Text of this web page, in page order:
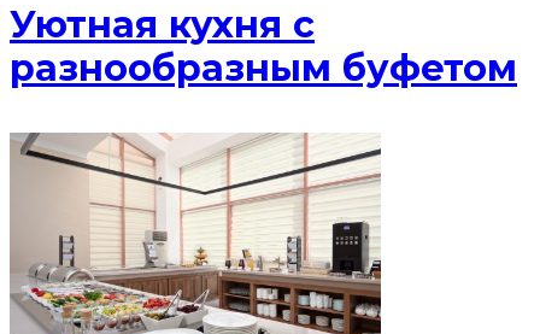
Уютная кухня с
разнообразным буфетом